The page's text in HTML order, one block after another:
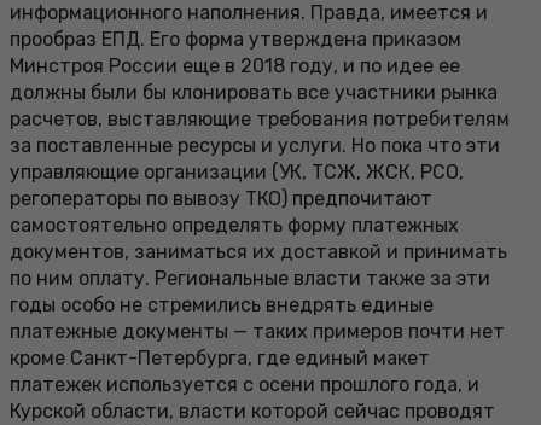
информационного наполнения. Правда, имеется и
прообраз ЕПД. Его форма утверждена приказом
Минстроя России еще в 2018 году, и по идее ее
должны были бы клонировать все участники рынка
расчетов, выставляющие требования потребителям
за поставленные ресурсы и услуги. Но пока что эти
управляющие организации (УК, ТСЖ, ЖСК, РСО,
регоператоры по вывозу ТКО) предпочитают
самостоятельно определять форму платежных
документов, заниматься их доставкой и принимать
по ним оплату. Региональные власти также за эти
годы особо не стремились внедрять единые
платежные документы — таких примеров почти нет
кроме Санкт-Петербурга, где единый макет
платежек используется с осени прошлого года, и
Курской области, власти которой сейчас проводят